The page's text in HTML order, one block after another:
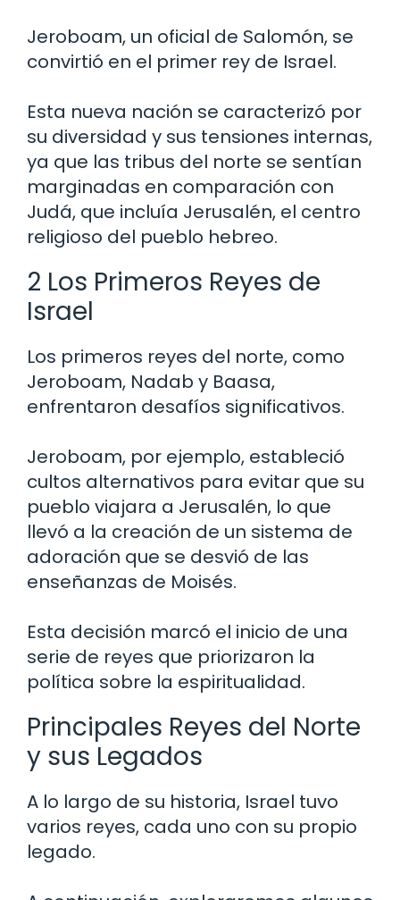
Jeroboam, un oficial de Salomón, se
convirtió en el primer rey de Israel.
Esta nueva nación se caracterizó por
su diversidad y sus tensiones internas,
ya que las tribus del norte se sentían
marginadas en comparación con
Judá, que incluía Jerusalén, el centro
religioso del pueblo hebreo.
2 Los Primeros Reyes de
Israel
Los primeros reyes del norte, como
Jeroboam, Nadab y Baasa,
enfrentaron desafíos significativos.
Jeroboam, por ejemplo, estableció
cultos alternativos para evitar que su
pueblo viajara a Jerusalén, lo que
llevó a la creación de un sistema de
adoración que se desvió de las
enseñanzas de Moisés.
Esta decisión marcó el inicio de una
serie de reyes que priorizaron la
política sobre la espiritualidad.
Principales Reyes del Norte
y sus Legados
A lo largo de su historia, Israel tuvo
varios reyes, cada uno con su propio
legado.